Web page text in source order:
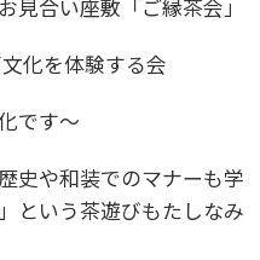
合い座敷「ご縁茶会」
化を体験する会
です〜
史や和装でのマナーも学
という茶遊びもたしなみ